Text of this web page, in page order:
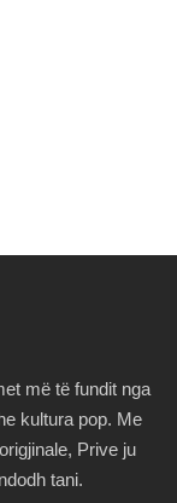
më të fundit nga
kultura pop. Me
Prive ju
tani.